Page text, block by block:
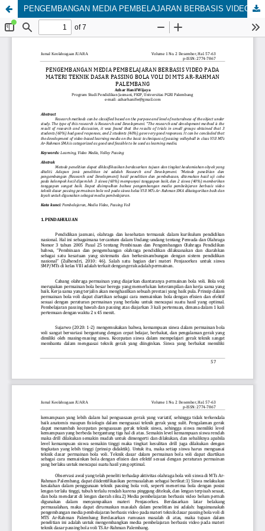
PENGEMBANGAN MEDIA PEMBELAJARAN BERBASIS VIDEO PADA MATERI TEKNIK DASAR PASSING BOLA VOLI DI MTS AR-RAHMAN PALEMBANG